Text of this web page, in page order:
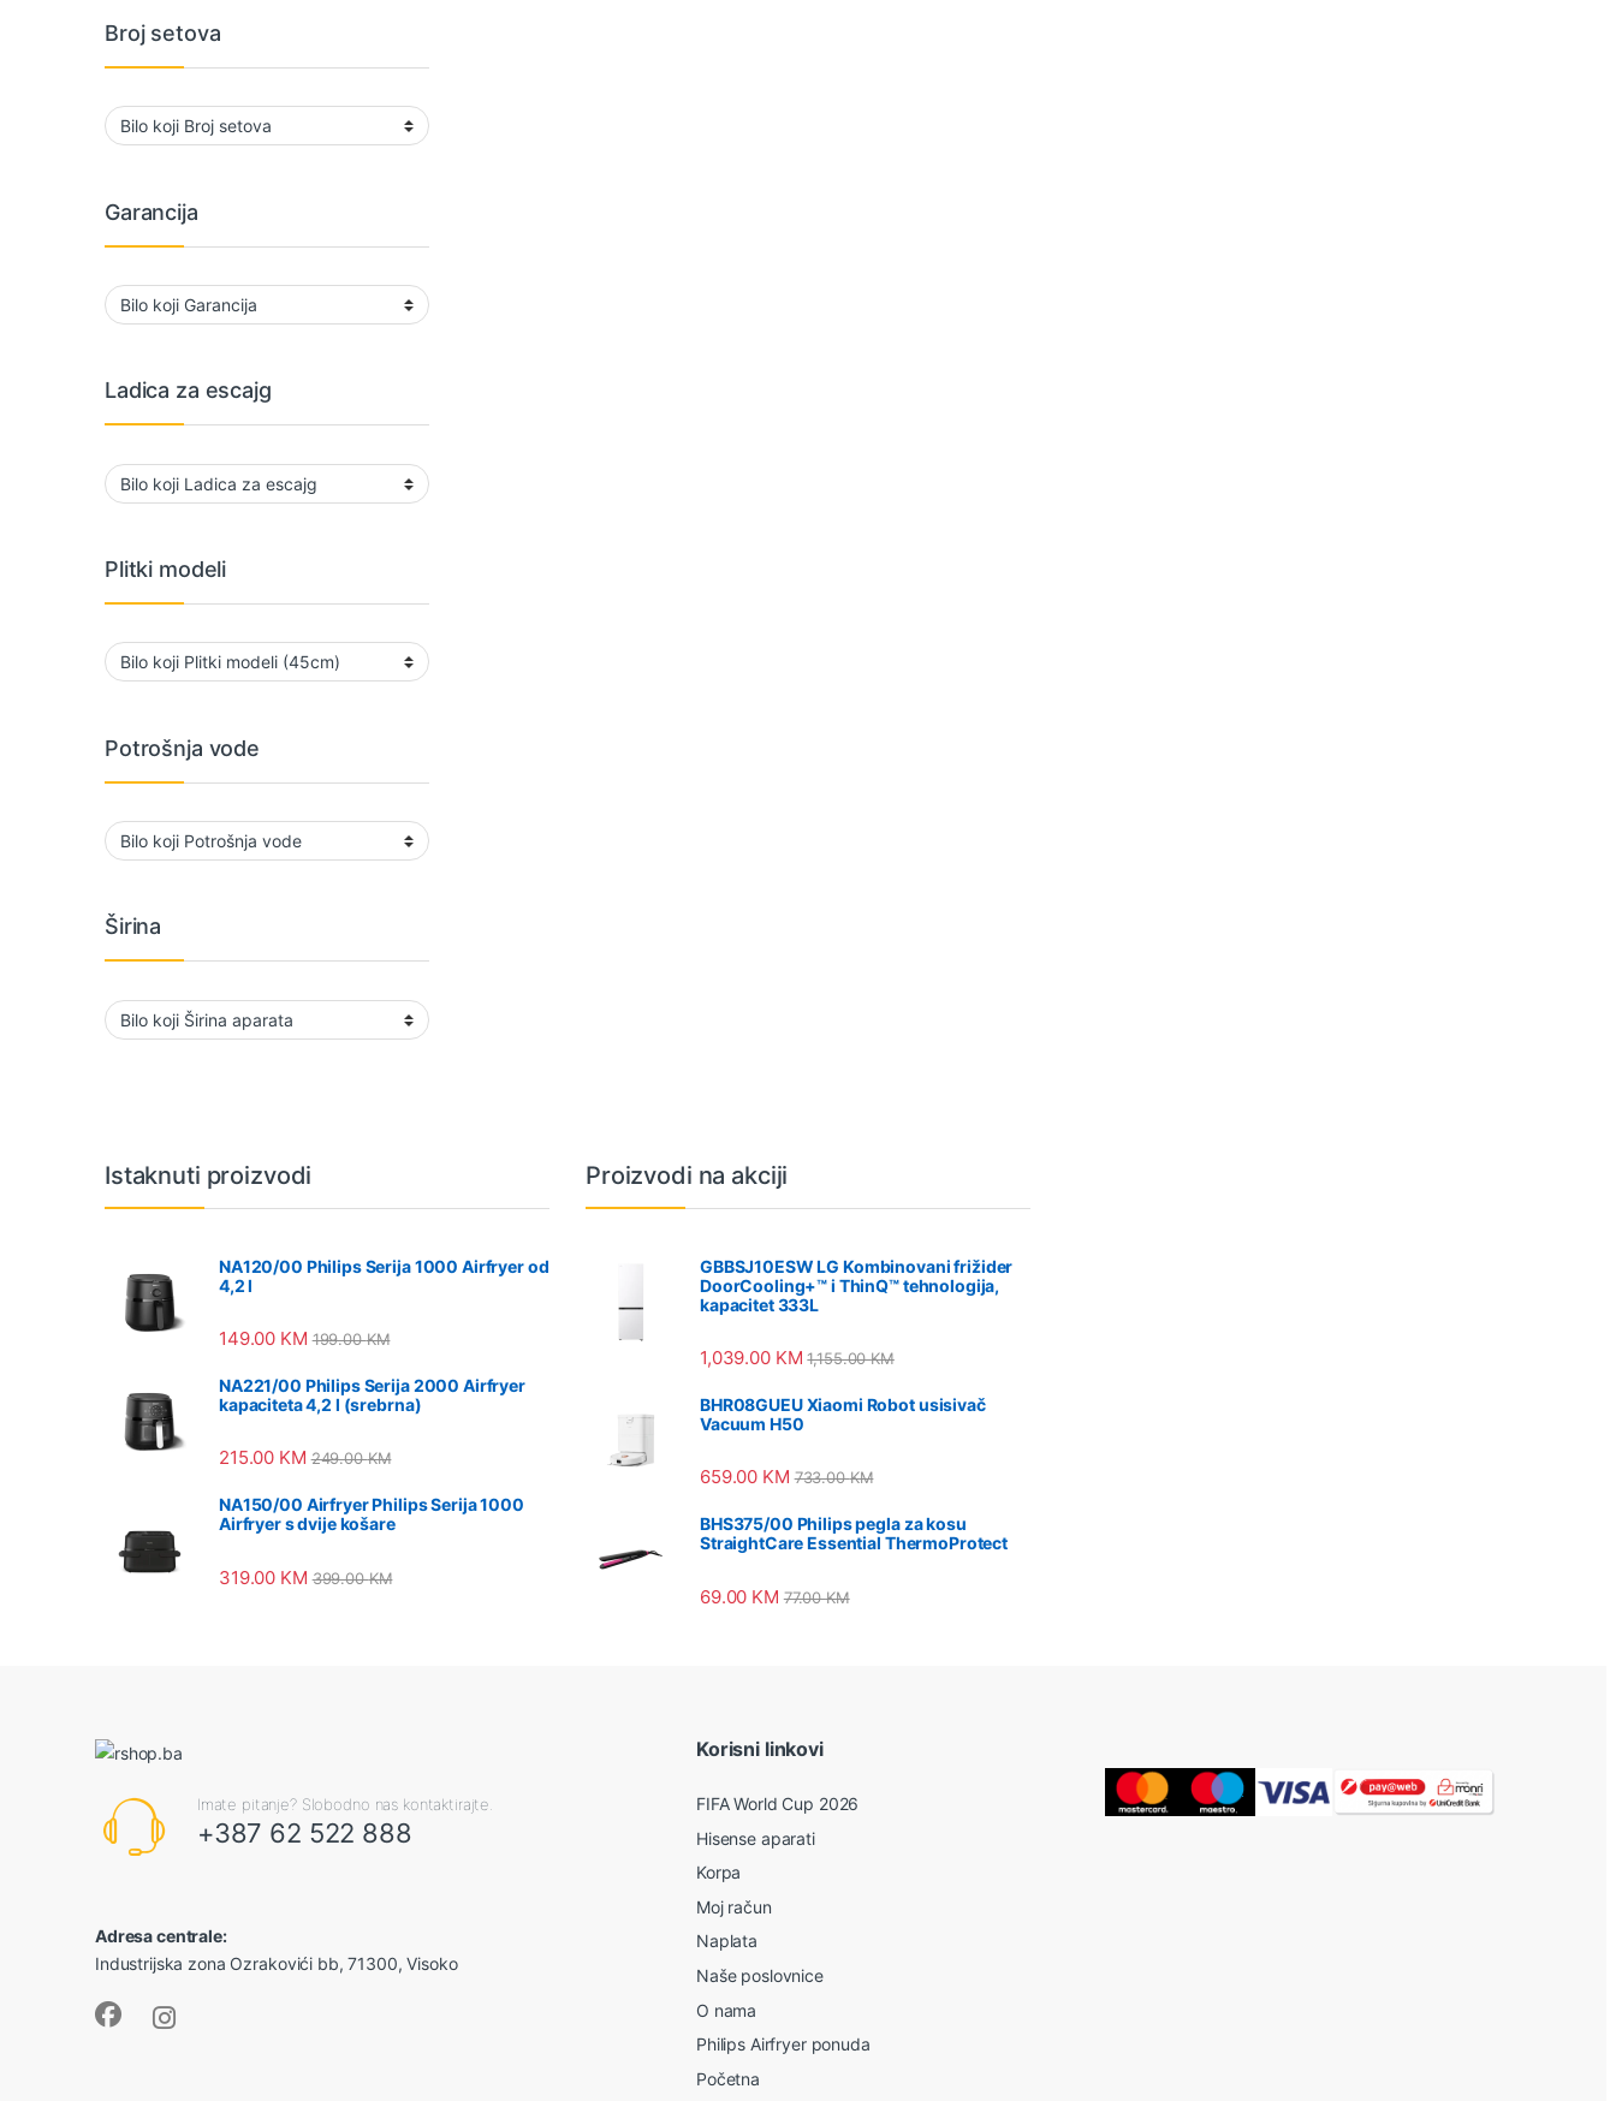
Broj setova
Garancija
Ladica za escajg
Plitki modeli
Potrošnja vode
Širina
Vrtuljak robnih marki
Istaknuti proizvodi
NA120/00 Philips Serija 1000 Airfryer od
4,2 l
149.00 KM 199.00KM
NA221/00 Philips Serija 2000 Airfryer
kapaciteta 4,2 l (srebrna)
215.00 KM 249.00KM
NA150/00 Airfryer Philips Serija 1000
Airfryer s dvije košare
319.00 KM 399.00KM
Proizvodi na akciji
GBBSJ10ESW LG Kombinovani frižider
DoorCooling+™ i ThinQ™ tehnologija,
kapacitet 333L
1,039.00 KM 1,155.00KM
BHR08GUEU Xiaomi Robot usisivač
Vacuum H50
659.00 KM 733.00KM
BHS375/00 Philips pegla za kosu
StraightCare Essential ThermoProtect
69.00 KM 77.00KM
Imate pitanje? Slobodno nas kontaktirajte.
+387 62 522 888
Adresa centrale:
Industrijska zona Ozrakovići bb, 71300, Visoko
Korisni linkovi
FIFA World Cup 2026
Hisense aparati
Korpa
Moj račun
Naplata
Naše poslovnice
O nama
Philips Airfryer ponuda
Početna